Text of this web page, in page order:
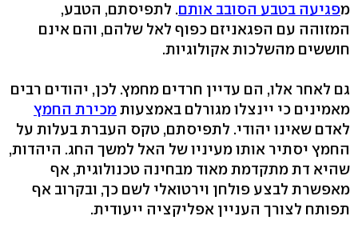
מפגיעה בטבע הסובב אותם. לתפיסתם, הטבע,
המזוהה עם הפגאניזם כפוף לאל שלהם, והם אינם
חוששים מהשלכות אקולוגיות.
גם לאחר אלו, הם עדיין חרדים מחמץ. לכן, יהודים רבים
מאמינים כי יינצלו מגורלם באמצעותמכירת החמץ
לאדם שאינו יהודי. לתפיסתם, טקס העברת בעלות על
החמץ יסתיר אותו מעיניו של האל למשך החג. היהדות,
שהיא דת מתקדמת מאוד מבחינה טכנולוגית, אף
מאפשרת לבצע פולחן וירטואלי לשם כך, ובקרוב אף
תפותח לצורך העניין אפליקציה ייעודית.